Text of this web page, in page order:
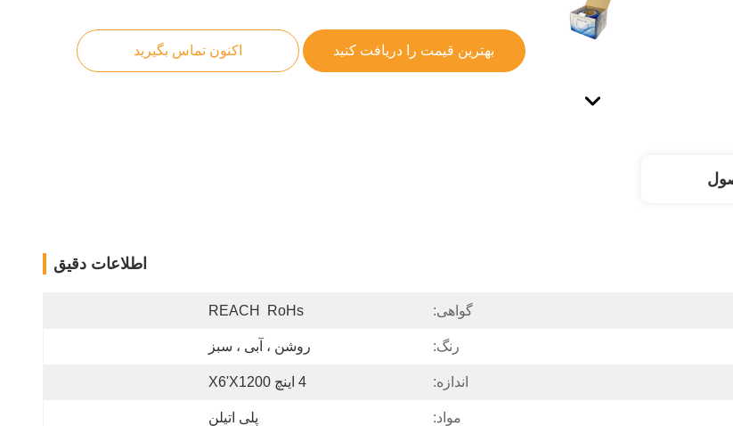
بهترین قیمت را دریافت کنید اکنون تماس بگیرید
اطلاعات دقیق
گواهی: REACH  RoHs
رنگ: روشن ، آبی ، سبز
اندازه: 4 اینچ X6'x1200
مواد: پلی اتیلن